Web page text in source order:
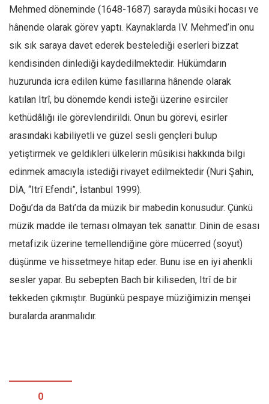
Dünya
Avrupa
Asya
Afrika
İslam Dünyası
Amerika
Avustralya
Tarih
Mehmed döneminde (1648-1687) sarayda mûsiki hocası ve
hânende olarak görev yaptı. Kaynaklarda IV. Mehmed’in onu
sık sık saraya davet ederek bestelediği eserleri bizzat
kendisinden dinlediği kaydedilmektedir. Hükümdarın
huzurunda icra edilen küme fasıllarına hânende olarak
katılan Itrî, bu dönemde kendi isteği üzerine esirciler
kethüdâlığı ile görevlendirildi. Onun bu görevi, esirler
arasındaki kabiliyetli ve güzel sesli gençleri bulup
yetiştirmek ve geldikleri ülkelerin mûsikisi hakkında bilgi
edinmek amacıyla istediği rivayet edilmektedir (Nuri Şahin,
DİA, “Itrî Efendi”, İstanbul 1999).
Doğu’da da Batı’da da müzik bir mabedin konusudur. Çünkü
müzik madde ile teması olmayan tek sanattır. Dinin de esası
metafizik üzerine temellendiğine göre mücerred (soyut)
düşünme ve hissetmeye hitap eder. Bunu ise en iyi ahenkli
sesler yapar. Bu sebepten Bach bir kiliseden, Itrî de bir
tekkeden çıkmıştır. Bugünkü pespaye müziğimizin menşei
buralarda aranmalıdır.
0